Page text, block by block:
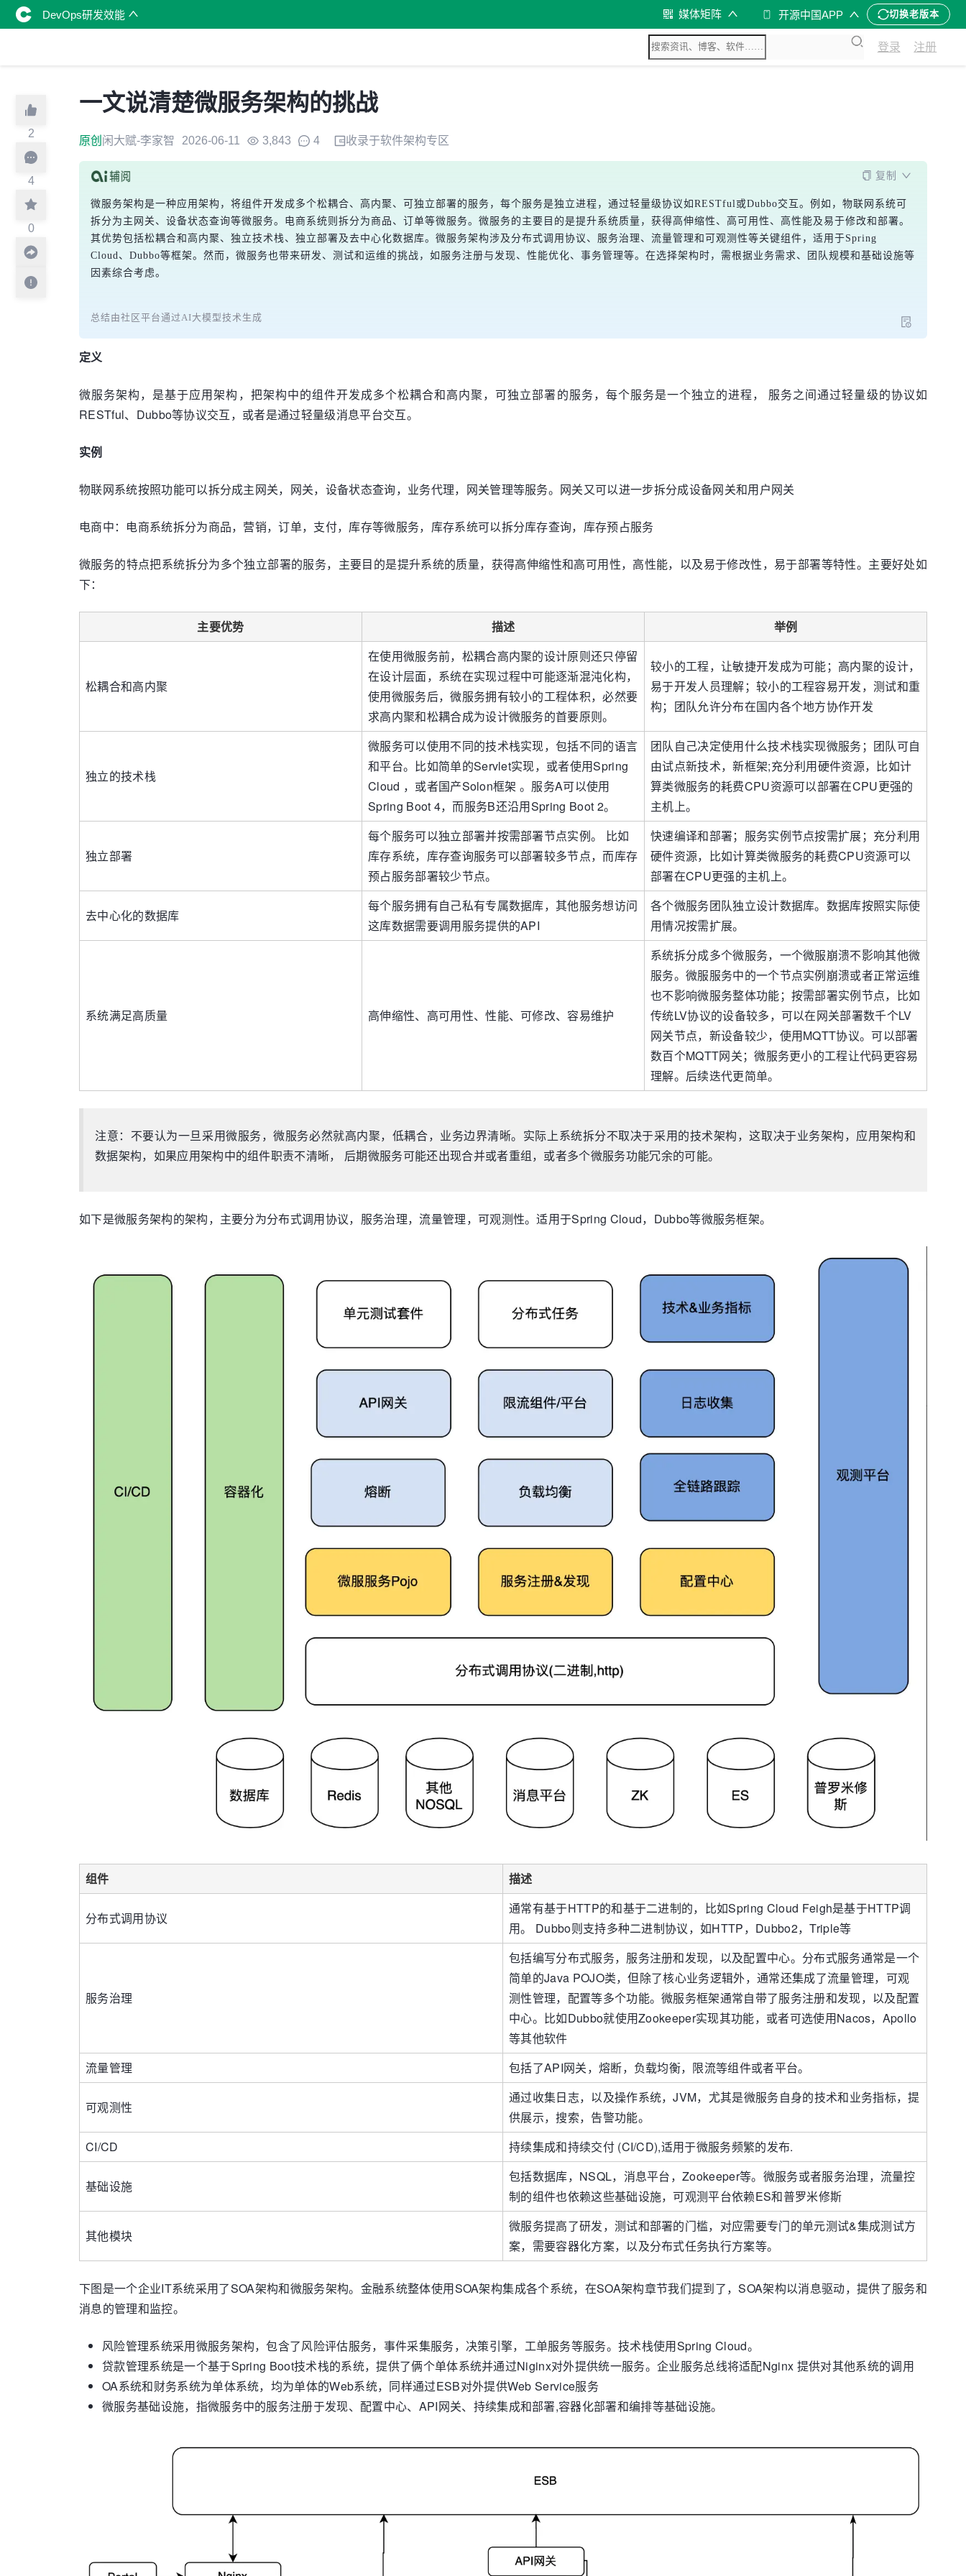
DevOps研发效能 媒体矩阵 开源中国APP 切换老版本
登录 注册
2
4
0
一文说清楚微服务架构的挑战
原创 闲大赋-李家智 2026-06-11 3,843 4 收录于软件架构专区
复制
微服务架构是一种应用架构，将组件开发成多个松耦合、高内聚、可独立部署的服务，每个服务是独立进程，通过轻量级协议如RESTful或Dubbo交互。例如，物联网系统可
拆分为主网关、设备状态查询等微服务。电商系统则拆分为商品、订单等微服务。微服务的主要目的是提升系统质量，获得高伸缩性、高可用性、高性能及易于修改和部署。
其优势包括松耦合和高内聚、独立技术栈、独立部署及去中心化数据库。微服务架构涉及分布式调用协议、服务治理、流量管理和可观测性等关键组件，适用于Spring
Cloud、Dubbo等框架。然而，微服务也带来研发、测试和运维的挑战，如服务注册与发现、性能优化、事务管理等。在选择架构时，需根据业务需求、团队规模和基础设施等
因素综合考虑。
总结由社区平台通过AI大模型技术生成
定义
微服务架构，是基于应用架构，把架构中的组件开发成多个松耦合和高内聚，可独立部署的服务，每个服务是一个独立的进程， 服务之间通过轻量级的协议如
RESTful、Dubbo等协议交互，或者是通过轻量级消息平台交互。
实例
物联网系统按照功能可以拆分成主网关，网关，设备状态查询，业务代理，网关管理等服务。网关又可以进一步拆分成设备网关和用户网关
电商中：电商系统拆分为商品，营销，订单，支付，库存等微服务，库存系统可以拆分库存查询，库存预占服务
微服务的特点把系统拆分为多个独立部署的服务，主要目的是提升系统的质量，获得高伸缩性和高可用性，高性能，以及易于修改性，易于部署等特性。主要好处如
下：
主要优势 描述 举例
松耦合和高内聚
在使用微服务前，松耦合高内聚的设计原则还只停留
在设计层面，系统在实现过程中可能逐渐混沌化构，
使用微服务后，微服务拥有较小的工程体积，必然要
求高内聚和松耦合成为设计微服务的首要原则。
较小的工程，让敏捷开发成为可能；高内聚的设计，
易于开发人员理解；较小的工程容易开发，测试和重
构；团队允许分布在国内各个地方协作开发
独立的技术栈
微服务可以使用不同的技术栈实现，包括不同的语言
和平台。比如简单的Servlet实现，或者使用Spring
Cloud ，或者国产Solon框架 。服务A可以使用
Spring Boot 4，而服务B还沿用Spring Boot 2。
团队自己决定使用什么技术栈实现微服务；团队可自
由试点新技术，新框架;充分利用硬件资源，比如计
算类微服务的耗费CPU资源可以部署在CPU更强的
主机上。
独立部署
每个服务可以独立部署并按需部署节点实例。 比如
库存系统，库存查询服务可以部署较多节点，而库存
预占服务部署较少节点。
快速编译和部署；服务实例节点按需扩展；充分利用
硬件资源，比如计算类微服务的耗费CPU资源可以
部署在CPU更强的主机上。
去中心化的数据库
每个服务拥有自己私有专属数据库，其他服务想访问
这库数据需要调用服务提供的API
各个微服务团队独立设计数据库。数据库按照实际使
用情况按需扩展。
系统满足高质量 高伸缩性、高可用性、性能、可修改、容易维护
系统拆分成多个微服务，一个微服崩溃不影响其他微
服务。微服服务中的一个节点实例崩溃或者正常运维
也不影响微服务整体功能；按需部署实例节点，比如
传统LV协议的设备较多，可以在网关部署数千个LV
网关节点，新设备较少，使用MQTT协议。可以部署
数百个MQTT网关；微服务更小的工程让代码更容易
理解。后续迭代更简单。
注意：不要认为一旦采用微服务，微服务必然就高内聚，低耦合，业务边界清晰。实际上系统拆分不取决于采用的技术架构，这取决于业务架构，应用架构和
数据架构，如果应用架构中的组件职责不清晰， 后期微服务可能还出现合并或者重组，或者多个微服务功能冗余的可能。
如下是微服务架构的架构，主要分为分布式调用协议，服务治理，流量管理，可观测性。适用于Spring Cloud，Dubbo等微服务框架。
组件 描述
分布式调用协议
通常有基于HTTP的和基于二进制的，比如Spring Cloud Feigh是基于HTTP调
用。 Dubbo则支持多种二进制协议，如HTTP，Dubbo2，Triple等
服务治理
包括编写分布式服务，服务注册和发现，以及配置中心。分布式服务通常是一个
简单的Java POJO类，但除了核心业务逻辑外，通常还集成了流量管理，可观
测性管理，配置等多个功能。微服务框架通常自带了服务注册和发现，以及配置
中心。比如Dubbo就使用Zookeeper实现其功能，或者可选使用Nacos，Apollo
等其他软件
流量管理
包括了API网关，熔断，负载均衡，限流等组件或者平台。
可观测性
通过收集日志，以及操作系统，JVM，尤其是微服务自身的技术和业务指标，提
供展示，搜索，告警功能。
CI/CD
持续集成和持续交付 (CI/CD),适用于微服务频繁的发布.
基础设施
包括数据库，NSQL，消息平台，Zookeeper等。微服务或者服务治理，流量控
制的组件也依赖这些基础设施，可观测平台依赖ES和普罗米修斯
其他模块
微服务提高了研发，测试和部署的门槛，对应需要专门的单元测试&集成测试方
案，需要容器化方案，以及分布式任务执行方案等。
下图是一个企业IT系统采用了SOA架构和微服务架构。金融系统整体使用SOA架构集成各个系统，在SOA架构章节我们提到了，SOA架构以消息驱动，提供了服务和
消息的管理和监控。
风险管理系统采用微服务架构，包含了风险评估服务，事件采集服务，决策引擎，工单服务等服务。技术栈使用Spring Cloud。
贷款管理系统是一个基于Spring Boot技术栈的系统，提供了俩个单体系统并通过Niginx对外提供统一服务。企业服务总线将适配Nginx 提供对其他系统的调用
OA系统和财务系统为单体系统，均为单体的Web系统，同样通过ESB对外提供Web Service服务
微服务基础设施，指微服务中的服务注册于发现、配置中心、API网关、持续集成和部署,容器化部署和编排等基础设施。